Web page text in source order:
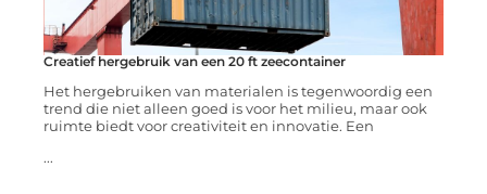
Creatief hergebruik van een 20 ft zeecontainer
Het hergebruiken van materialen is tegenwoordig een
trend die niet alleen goed is voor het milieu, maar ook
ruimte biedt voor creativiteit en innovatie. Een
...